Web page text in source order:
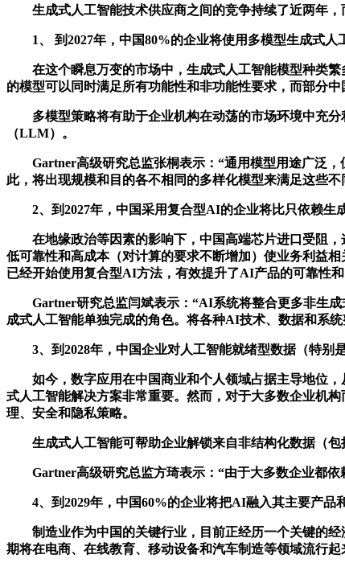
生成式人工智能技术供应商之间的竞争持续了近两年，
1、 到2027年，中国80%的企业将使用多模型生成式人
在这个瞬息万变的市场中，生成式人工智能模型种类繁
的模型可以同时满足所有功能性和非功能性要求，而部分
多模型策略将有助于企业机构在动荡的市场环境中充分
（LLM）。
Gartner高级研究总监张桐表示：“通用模型用途广泛，
此，将出现规模和目的各不相同的多样化模型来满足这些不
2、到2027年，中国采用复合型AI的企业将比只依赖生
在地缘政治等因素的影响下，中国高端芯片进口受阻，
低可靠性和高成本（对计算的要求不断增加）使业务利益
已经开始使用复合型AI方法，有效提升了AI产品的可靠性和
Gartner研究总监闫斌表示：“AI系统将整合更多非生成
成式人工智能单独完成的角色。将各种AI技术、数据和系
3、到2028年，中国企业对人工智能就绪型数据（特别是
如今，数字应用在中国商业和个人领域占据主导地位，
式人工智能解决方案非常重要。然而，对于大多数企业机
理、安全和隐私策略。
生成式人工智能可帮助企业解锁来自非结构化数据（包
Gartner高级研究总监方琦表示：“由于大多数企业都依
4、到2029年，中国60%的企业将把AI融入其主要产品
制造业作为中国的关键行业，目前正经历一个关键的经
期将在电商、在线教育、移动设备和汽车制造等领域流行起